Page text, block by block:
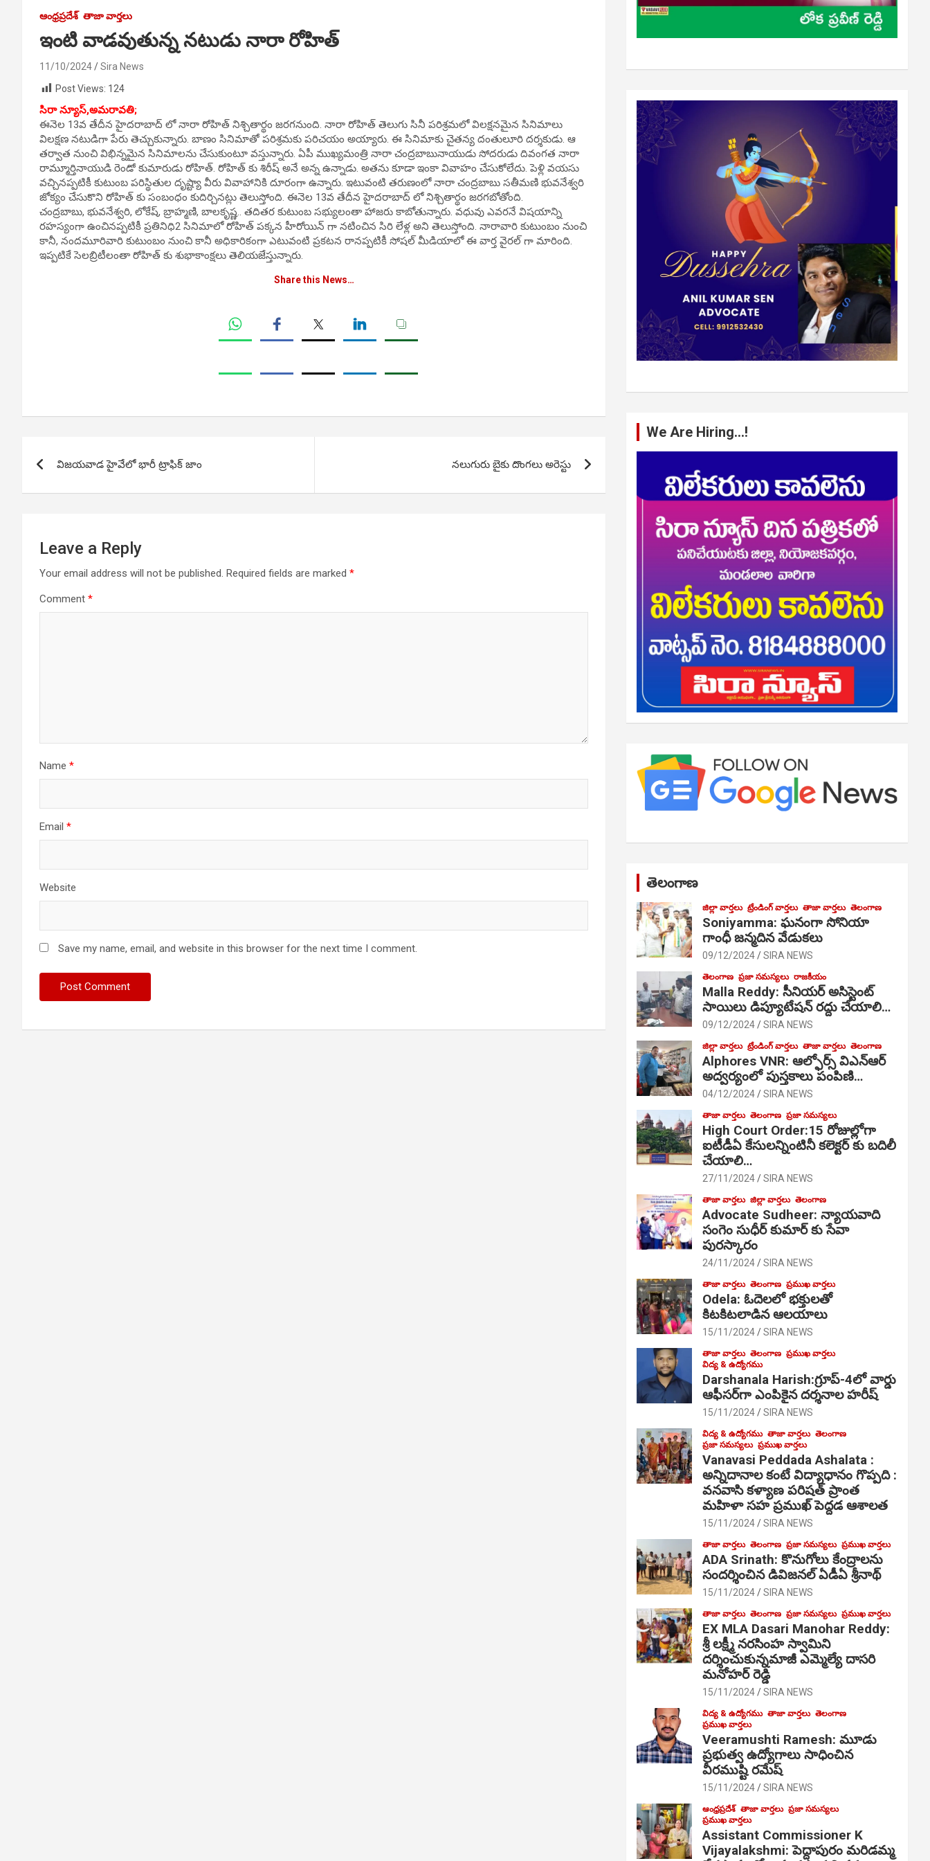
ఆంధ్రప్రదేశ్ తాజా వార్తలు
ఇంటి వాడవుతున్న నటుడు నారా రోహిత్
11/10/2024
Sira News
Post Views: 124
సిరా న్యూస్,అమరావతి;
ఈనెల 13వ తేదీన హైదరాబాద్ లో నారా రోహిత్ నిశ్చితార్థం జరగనుంది. నారా రోహిత్ తెలుగు సినీ పరిశ్రమలో విలక్షనమైన సినిమాలు
విలక్షణ నటుడిగా పేరు తెచ్చుకున్నారు. బాణం సినిమాతో పరిశ్రమకు పరిచయం అయ్యారు. ఈ సినిమాకు చైతన్య దంతులూరి దర్శకుడు. ఆ
తర్వాత నుంచి విభిన్నమైన సినిమాలను చేసుకుంటూ వస్తున్నారు. ఏపీ ముఖ్యమంత్రి నారా చంద్రబాబునాయుడు సోదరుడు దివంగత నారా
రామ్మూర్తినాయుడి రెండో కుమారుడు రోహిత్. రోహిత్ కు శిరీష్ అనే అన్న ఉన్నాడు. అతను కూడా ఇంకా వివాహం చేసుకోలేదు. పెళ్లి వయసు
వచ్చినప్పటికీ కుటుంబ పరిస్థితుల దృష్ట్యా వీరు వివాహానికి దూరంగా ఉన్నారు. ఇటువంటి తరుణంలో నారా చంద్రబాబు సతీమణి భువనేశ్వరి
జోక్యం చేసుకొని రోహిత్ కు సంబంధం కుదిర్చినట్లు తెలుస్తోంది. ఈనెల 13వ తేదీన హైదరాబాద్ లో నిశ్చితార్థం జరగబోతోంది.
చంద్రబాబు, భువనేశ్వరి, లోకేష్, బ్రాహ్మణి, బాలకృష్ణ.. తదితర కుటుంబ సభ్యులంతా హాజరు కాబోతున్నారు. వధువు ఎవరనే విషయాన్ని
రహస్యంగా ఉంచినప్పటికీ ప్రతినిధి2 సినిమాలో రోహిత్ పక్కన హీరోయిన్ గా నటించిన సిరి లేళ్ల అని తెలుస్తోంది. నారావారి కుటుంబం నుంచి
కానీ, నందమూరివారి కుటుంబం నుంచి కానీ అధికారికంగా ఎటువంటి ప్రకటన రానప్పటికీ సోషల్ మీడియాలో ఈ వార్త వైరల్ గా మారింది.
ఇప్పటికే సెలబ్రిటీలంతా రోహిత్ కు శుభాకాంక్షలు తెలియజేస్తున్నారు.
Share this News…
navigation
విజయవాడ హైవేలో భారీ ట్రాఫిక్ జాం నలుగురు బైకు దొంగలు అరెస్టు
Leave a Reply
Your email address will not be published. Required fields are marked *
Comment *
Name *
Email *
Website
Save my name, email, and website in this browser for the next time I comment.
We Are Hiring…!
తెలంగాణ
జిల్లా వార్తలు ట్రేండింగ్ వార్తలు తాజా వార్తలు తెలంగాణ
Soniyamma: ఘ‌నంగా సోనియా
గాంధీ జ‌న్మ‌దిన వేడుక‌లు
09/12/2024 SIRA NEWS
తెలంగాణ ప్రజా సమస్యలు రాజకీయం
Malla Reddy: సీనియర్ అసిస్టెంట్
సాయిలు డిప్యూటేషన్ రద్దు చేయాలి…
09/12/2024 SIRA NEWS
జిల్లా వార్తలు ట్రేండింగ్ వార్తలు తాజా వార్తలు తెలంగాణ
Alphores VNR: ఆల్ఫోర్స్ విఎన్ఆర్
అద్వర్యంలో పుస్తకాలు పంపిణి…
04/12/2024 SIRA NEWS
తాజా వార్తలు తెలంగాణ ప్రజా సమస్యలు
High Court Order:15 రోజుల్లోగా
ఐటీడీఏ కేసులన్నింటినీ కలెక్టర్ కు బదిలీ
చేయాలి…
27/11/2024 SIRA NEWS
తాజా వార్తలు జిల్లా వార్తలు తెలంగాణ
Advocate Sudheer: న్యాయవాది
సంగెం సుధీర్ కుమార్ కు సేవా
పురస్కారం
24/11/2024 SIRA NEWS
తాజా వార్తలు తెలంగాణ ప్రముఖ వార్తలు
Odela: ఓదెల‌లో భక్తులతో
కిటకిటలాడిన ఆల‌యాలు
15/11/2024 SIRA NEWS
తాజా వార్తలు తెలంగాణ ప్రముఖ వార్తలు
విద్య & ఉద్యోగము
Darshanala Harish:గ్రూప్-4లో వార్డు
ఆఫీసర్‌గా ఎంపికైన దర్శనాల హరీష్
15/11/2024 SIRA NEWS
విద్య & ఉద్యోగము తాజా వార్తలు తెలంగాణ
ప్రజా సమస్యలు ప్రముఖ వార్తలు
Vanavasi Peddada Ashalata :
అన్నిదానాల కంటే విద్యాధానం గొప్పది :
వనవాసి కళ్యాణ పరిషత్ ప్రాంత
మహిళా సహ ప్రముఖ్ పెద్దడ ఆశాలత
15/11/2024 SIRA NEWS
తాజా వార్తలు తెలంగాణ ప్రజా సమస్యలు ప్రముఖ వార్తలు
ADA Srinath: కొనుగోలు కేంద్రాల‌ను
సంద‌ర్శించిన డివిజనల్ ఏడీఏ శ్రీనాథ్
15/11/2024 SIRA NEWS
తాజా వార్తలు తెలంగాణ ప్రజా సమస్యలు ప్రముఖ వార్తలు
EX MLA Dasari Manohar Reddy:
శ్రీ లక్ష్మీ నరసింహ స్వామిని
దర్శించుకున్నమాజీ ఎమ్మెల్యే దాసరి
మనోహర్ రెడ్డి
15/11/2024 SIRA NEWS
విద్య & ఉద్యోగము తాజా వార్తలు తెలంగాణ
ప్రముఖ వార్తలు
Veeramushti Ramesh: మూడు
ప్రభుత్వ ఉద్యోగాలు సాధించిన
వీరముష్టి రమేష్
15/11/2024 SIRA NEWS
ఆంధ్రప్రదేశ్ తాజా వార్తలు ప్రజా సమస్యలు
ప్రముఖ వార్తలు
Assistant Commissioner K
Vijayalakshmi: పెద్దాపురం మరిడమ్మ